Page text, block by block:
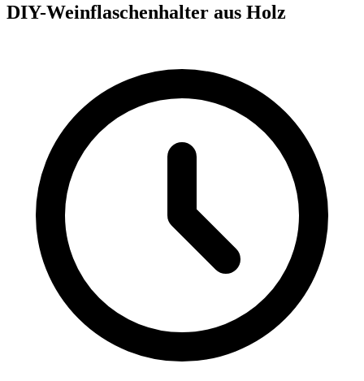
DIY-Weinflaschenhalter aus Holz